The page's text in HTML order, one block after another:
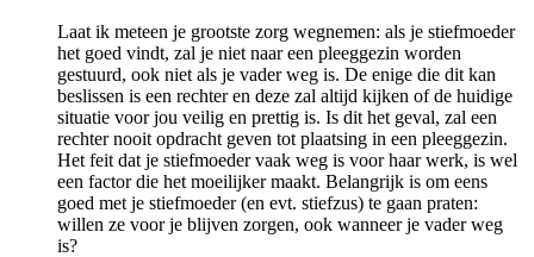
Laat ik meteen je grootste zorg wegnemen: als je stiefmoeder
het goed vindt, zal je niet naar een pleeggezin worden
gestuurd, ook niet als je vader weg is. De enige die dit kan
beslissen is een rechter en deze zal altijd kijken of de huidige
situatie voor jou veilig en prettig is. Is dit het geval, zal een
rechter nooit opdracht geven tot plaatsing in een pleeggezin.
Het feit dat je stiefmoeder vaak weg is voor haar werk, is wel
een factor die het moeilijker maakt. Belangrijk is om eens
goed met je stiefmoeder (en evt. stiefzus) te gaan praten:
willen ze voor je blijven zorgen, ook wanneer je vader weg
is?